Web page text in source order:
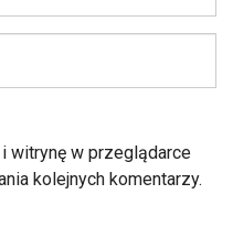
witrynę w przeglądarce
kolejnych komentarzy.